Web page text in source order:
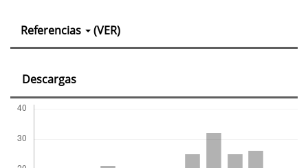
Detalles
del
artículo
Referencias (VER)
Descargas